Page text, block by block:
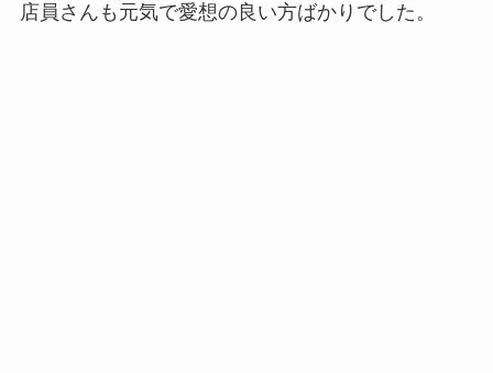
店員さんも元気で愛想の良い方ばかりでした。